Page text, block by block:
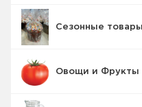
Сезонные товары
Овощи и Фрукты